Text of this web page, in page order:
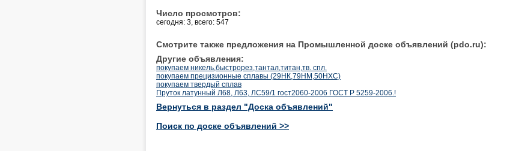
Число просмотров:
сегодня: 3, всего: 547
Смотрите также предложения на Промышленной доске объявлений (pdo.ru):
Другие объявления:
покупаем никель,быстрорез,тантал,титан,тв. спл.
покупаем прецизионные сплавы (29НК,79НМ,50НХС)
покупаем твердый сплав
Пруток латунный Л68, Л63, ЛС59/1 гост2060-2006 ГОСТ Р 5259-2006.!
Вернуться в раздел "Доска объявлений"
Поиск по доске объявлений >>